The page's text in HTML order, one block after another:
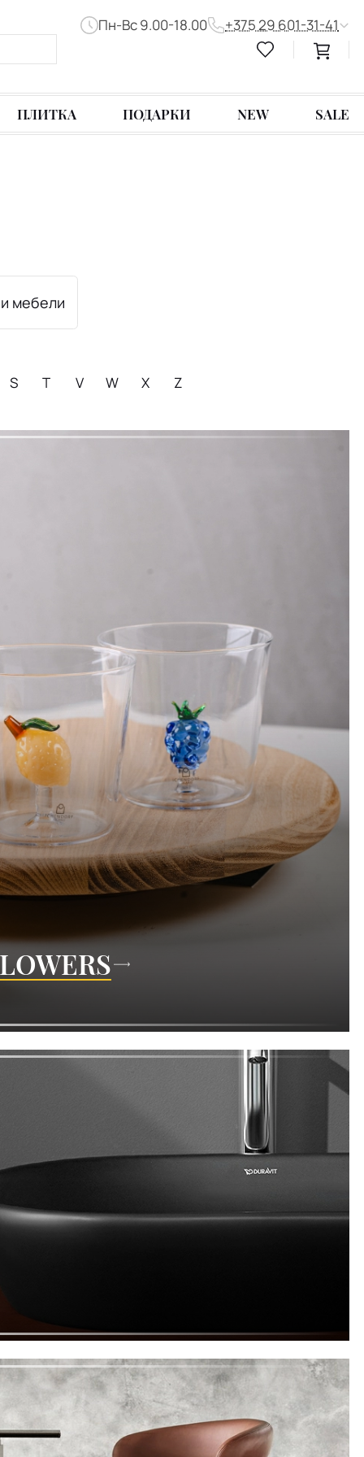
Пн-Вс 9.00-18.00 +375 29 601-31-41
ПЛИТКА ПОДАРКИ NEW SALE
мебели
S T V W X Z